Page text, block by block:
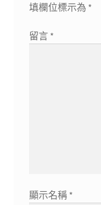
填欄位標示為 *
留言 *
顯示名稱 *